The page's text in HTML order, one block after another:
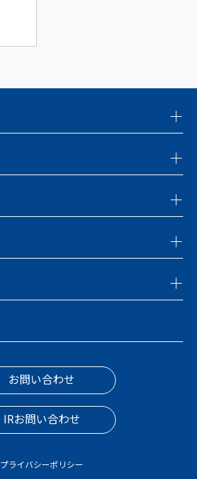
お問い合わせ
IRお問い合わせ
プライバシーポリシー